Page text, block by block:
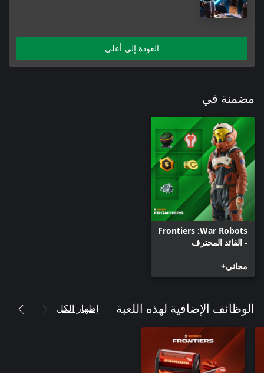
العودة إلى أعلى
مضمنة في
War Robots:‏ Frontiers
- القائد المحترف
مجاني+
الوظائف الإضافية لهذه اللعبة إظهار الكل